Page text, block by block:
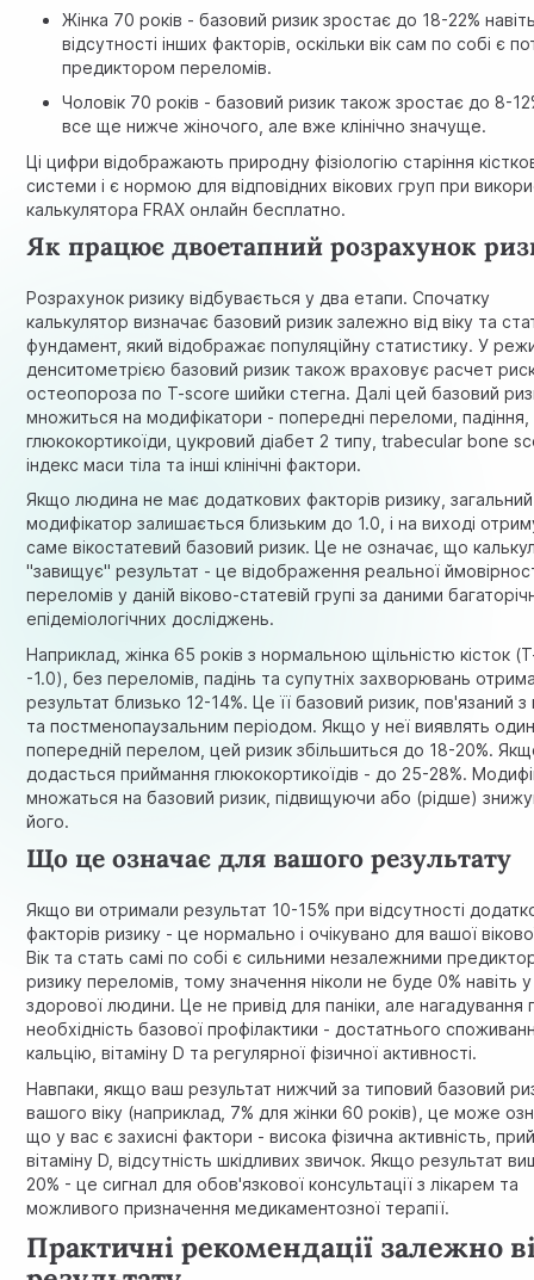
Жінка 70 років - базовий ризик зростає до 18-22%
відсутності інших факторів, оскільки вік сам по собі є
предиктором переломів.
Чоловік 70 років - базовий ризик також зростає до 8-
все ще нижче жіночого, але вже клінічно значуще.
Ці цифри відображають природну фізіологію старіння
системи і є нормою для відповідних вікових груп при
калькулятора FRAX онлайн бесплатно.
Як працює двоетапний розрахунок
Розрахунок ризику відбувається у два етапи. Спочатку
калькулятор визначає базовий ризик залежно від віку та
фундамент, який відображає популяційну статистику. У
денситометрією базовий ризик також враховує расчет
остеопороза по T-score шийки стегна. Далі цей базовий
множиться на модифікатори - попередні переломи, падіння,
глюкокортикоїди, цукровий діабет 2 типу, trabecular bone
індекс маси тіла та інші клінічні фактори.
Якщо людина не має додаткових факторів ризику, загальний
модифікатор залишається близьким до 1.0, і на виході
саме вікостатевий базовий ризик. Це не означає, що
"завищує" результат - це відображення реальної
переломів у даній віково-статевій групі за даними
епідеміологічних досліджень.
Наприклад, жінка 65 років з нормальною щільністю кісток
-1.0), без переломів, падінь та супутніх захворювань
результат близько 12-14%. Це її базовий ризик, пов'язаний з
та постменопаузальним періодом. Якщо у неї виявлять
попередній перелом, цей ризик збільшиться до 18-20%.
додасться приймання глюкокортикоїдів - до 25-28%.
множаться на базовий ризик, підвищуючи або (рідше)
його.
Що це означає для вашого результату
Якщо ви отримали результат 10-15% при відсутності
факторів ризику - це нормально і очікувано для вашої
Вік та стать самі по собі є сильними незалежними
ризику переломів, тому значення ніколи не буде 0% навіть
здорової людини. Це не привід для паніки, але нагадування
необхідність базової профілактики - достатнього
кальцію, вітаміну D та регулярної фізичної активності.
Навпаки, якщо ваш результат нижчий за типовий базовий
вашого віку (наприклад, 7% для жінки 60 років), це може
що у вас є захисні фактори - висока фізична активність,
вітаміну D, відсутність шкідливих звичок. Якщо результат
20% - це сигнал для обов'язкової консультації з лікарем та
можливого призначення медикаментозної терапії.
Практичні рекомендації залежно